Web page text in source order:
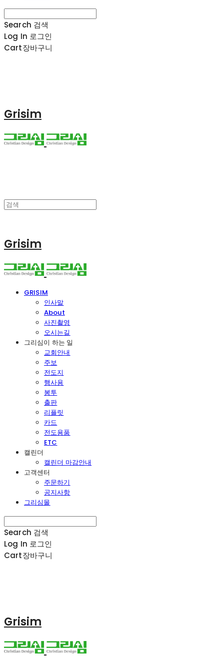
Search 검색
Log In 로그인
Cart장바구니
Grisim
Grisim
GRISIM
인사말
About
사진촬영
오시는길
그리심이 하는 일
교회안내
주보
전도지
행사용
봉투
출판
리플릿
카드
전도용품
ETC
캘린더
캘린더 마감안내
고객센터
주문하기
공지사항
그리심몰
Search 검색
Log In 로그인
Cart장바구니
Grisim